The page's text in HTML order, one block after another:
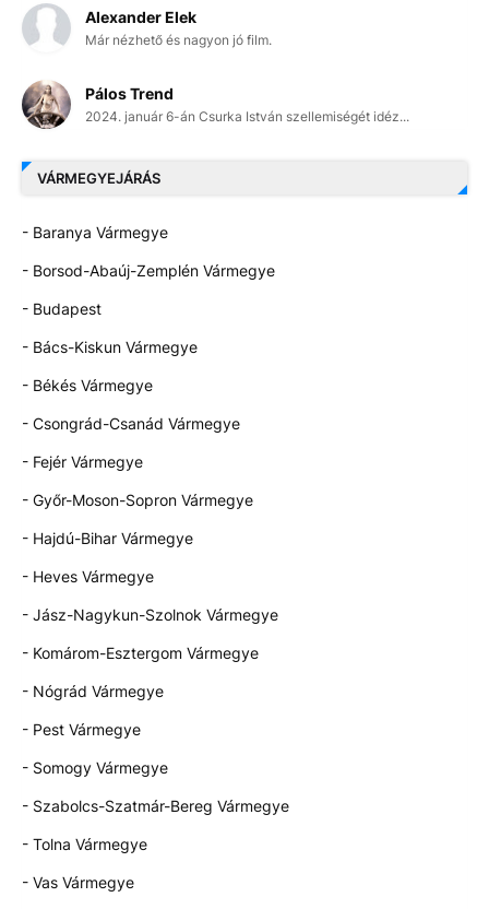
Alexander Elek
Már nézhető és nagyon jó film.
Pálos Trend
2024. január 6-án Csurka István szellemiségét idéz...
VÁRMEGYEJÁRÁS
- Baranya Vármegye
- Borsod-Abaúj-Zemplén Vármegye
- Budapest
- Bács-Kiskun Vármegye
- Békés Vármegye
- Csongrád-Csanád Vármegye
- Fejér Vármegye
- Győr-Moson-Sopron Vármegye
- Hajdú-Bihar Vármegye
- Heves Vármegye
- Jász-Nagykun-Szolnok Vármegye
- Komárom-Esztergom Vármegye
- Nógrád Vármegye
- Pest Vármegye
- Somogy Vármegye
- Szabolcs-Szatmár-Bereg Vármegye
- Tolna Vármegye
- Vas Vármegye